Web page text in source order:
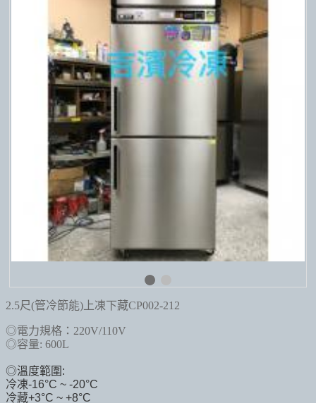
2.5尺(管冷節能)上凍下藏CP002-212
◎電力規格：220V/110V
◎容量: 600L
◎溫度範圍:
冷凍-16°C ~ -20°C
冷藏+3°C ~ +8°C